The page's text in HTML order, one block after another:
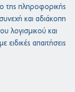
της πληροφορικής
και αδιάκοπη
λογισμικού και
ειδικές απαιτήσεις